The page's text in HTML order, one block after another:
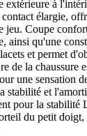
extérieure à
élargie,
jeu. Coupe
ainsi qu'une
et permet
de la chaussure
une sensation
stabilité et
pour la stabilité
du petit